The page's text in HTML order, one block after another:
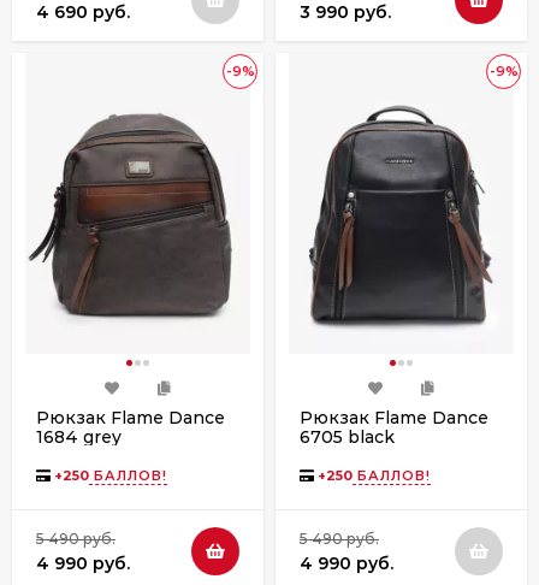
4 690 руб. 3 990 руб.
-9%
Рюкзак Flame Dance
1684 grey
+250 БАЛЛОВ!
5 490 руб.
4 990 руб.
-9%
Рюкзак Flame Dance
6705 black
+250 БАЛЛОВ!
5 490 руб.
4 990 руб.